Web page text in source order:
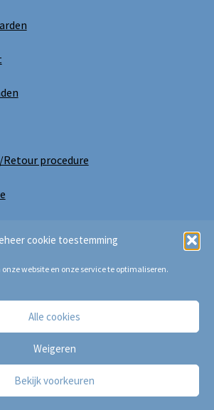
cookie toestemming
website en onze service te optimaliseren.
Alle cookies
Weigeren
Bekijk voorkeuren
procedure